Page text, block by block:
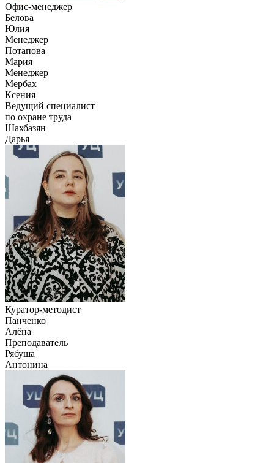
Офис-менеджер
Белова
Юлия
Менеджер
Потапова
Мария
Менеджер
Мербах
Ксения
Ведущий специалист
по охране труда
Шахбазян
Дарья
Куратор-методист
Панченко
Алёна
Преподаватель
Рябуша
Антонина